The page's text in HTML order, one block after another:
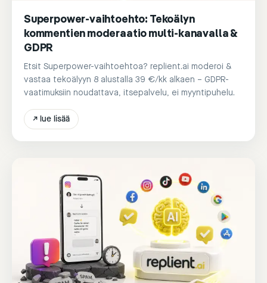
Superpower-vaihtoehto: Tekoälyn
kommentien moderaatio multi-kanavalla &
GDPR
Etsit Superpower-vaihtoehtoa? replient.ai moderoi &
vastaa tekoälyyn 8 alustalla 39 €/kk alkaen – GDPR-
vaatimuksiin noudattava, itsepalvelu, ei myyntipuhelu.
↗ lue lisää